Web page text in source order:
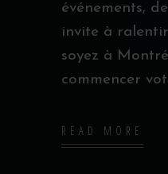
événements,
invite à
soyez à
commencer
READ MORE